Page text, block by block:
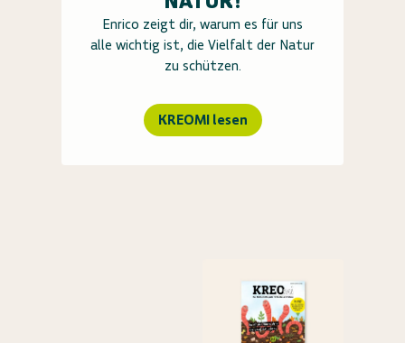
Enrico zeigt dir, warum es für uns
alle wichtig ist, die Vielfalt der Natur
zu schützen.
KREOMI lesen